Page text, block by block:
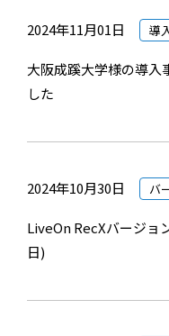
2024年11月01日 導
大阪成蹊大学様の導入
した
2024年10月30日 バ
LiveOn RecXバージョ
日)